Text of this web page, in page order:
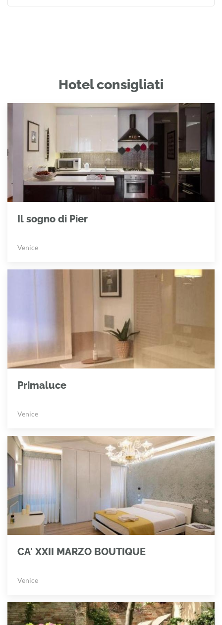
Hotel consigliati
Il sogno di Pier
Venice
Primaluce
Venice
CA' XXII MARZO BOUTIQUE
Venice